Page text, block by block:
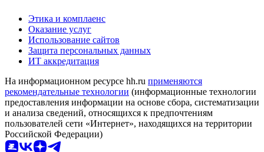
Этика и комплаенс
Оказание услуг
Использование сайтов
Защита персональных данных
ИТ аккредитация
На информационном ресурсе hh.ru применяются
рекомендательные технологии (информационные технологии
предоставления информации на основе сбора, систематизации
и анализа сведений, относящихся к предпочтениям
пользователей сети «Интернет», находящихся на территории
Российской Федерации)